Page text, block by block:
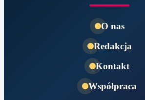
O nas
Redakcja
Kontakt
Współpraca